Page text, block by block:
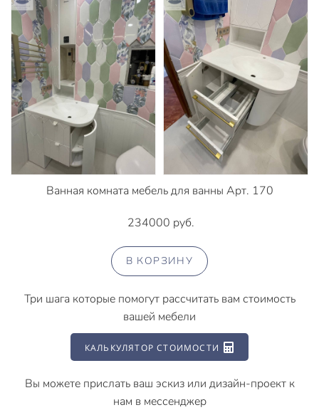
Ванная комната мебель для ванны Арт. 170
234000 руб.
В КОРЗИНУ
Три шага которые помогут рассчитать вам стоимость
вашей мебели
КАЛЬКУЛЯТОР СТОИМОСТИ
Вы можете прислать ваш эскиз или дизайн-проект к
нам в мессенджер